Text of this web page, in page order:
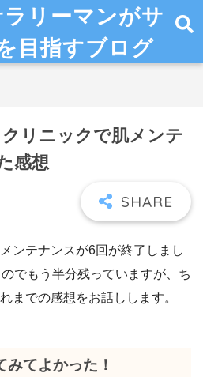
リーマンがサ
目指すブログ
クリニックで肌メンテ
感想
ンテナンスが6回が終了しまし
でもう半分残っていますが、ち
までの感想をお話しします。
てよかった！